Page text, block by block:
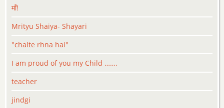
माँ!
Mrityu Shaiya- Shayari
"chalte rhna hai"
I am proud of you my Child …….
teacher
jindgi